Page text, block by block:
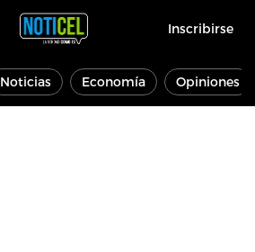
Inscribirse
Noticias Economía Opiniones